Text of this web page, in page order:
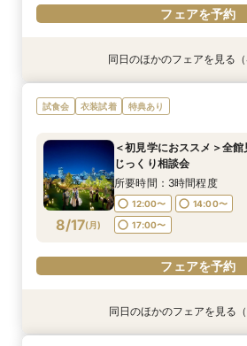
フェアを予約
衣装試着 特典あり
8/16(日)
初見学に◎《東京を一望！
プ》都心とは思えない開
所要時間：3時間程度
フェアを予約
衣装試着 特典あり
8/16(日)
トレンド花嫁に◎SNSで話
出*絶品4万試食付きBIGフ
8:30〜
14:40〜
フェアを予約
衣装試着 特典あり
8/16(日)
＜料理重視の方へ◎＞こだ
美食体験◇黒毛和牛4万試
所要時間：3時間程度
14:40〜
フェアを予約
衣装試着 特典あり
8/16(日)
【歴史感じる本格大聖堂×
和牛4万試食で美食を確認
所要時間：3時間程度
14:40〜
フェアを予約
同日のほかのフェアを見る（
試食会 衣装試着 特典あり
8/17(月)
＜初見学におススメ＞全
じっくり相談会
所要時間：3時間程度
12:00〜
14:00〜
17:00〜
フェアを予約
衣装試着 特典あり
特典あり同日のほかのフェアを見る（